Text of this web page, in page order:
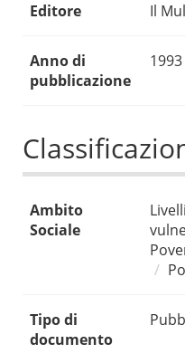
Editore Il
Anno di
pubblicazione
1993
Ambito
Sociale
Tipo di
documento